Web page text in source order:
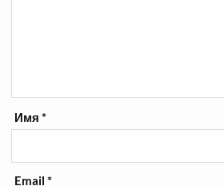
Имя*
Email*